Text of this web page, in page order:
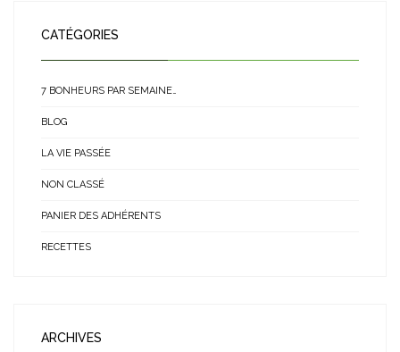
CATÉGORIES
7 BONHEURS PAR SEMAINE…
BLOG
LA VIE PASSÉE
NON CLASSÉ
PANIER DES ADHÉRENTS
RECETTES
ARCHIVES